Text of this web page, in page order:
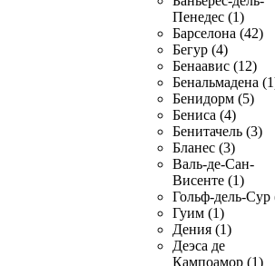
Пенедес (1)
Барселона (42)
Бегур (4)
Бенаавис (12)
Бенальмадена
Бенидорм (5)
Бениса (4)
Бенитачель (3)
Бланес (3)
Валь-де-Сан-
Висенте (1)
Гольф-дель-Сур
Гуим (1)
Дения (1)
Деэса де
Кампоамор (1)